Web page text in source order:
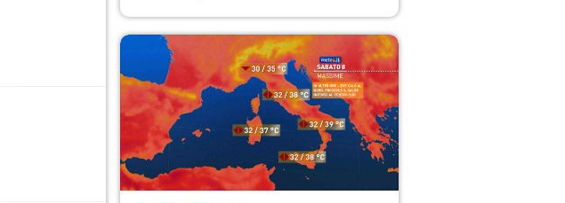
anche al Nord.